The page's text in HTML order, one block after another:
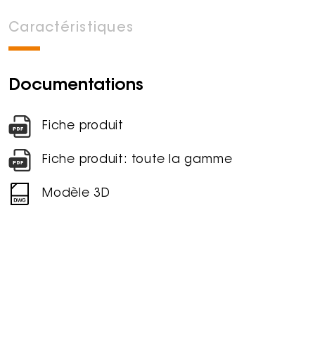
Caractéristiques
Documentations
Fiche produit
Fiche produit: toute la gamme
Modèle 3D